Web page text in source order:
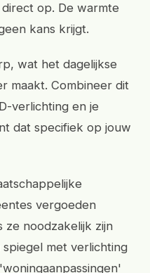
op. De warmte
kans krijgt.
wat het dagelijkse
maakt. Combineer dit
verlichting en je
dat specifiek op jouw
vergoeden
ze noodzakelijk zijn
met verlichting